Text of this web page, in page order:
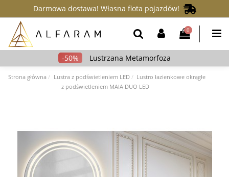
Darmowa dostawa! Własna flota pojazdów!
0
Lustrzana Metamorfoza
Strona główna Lustra z podświetleniem LED
Lustro łazienkowe okrągłe
z podświetleniem MAIA DUO LED